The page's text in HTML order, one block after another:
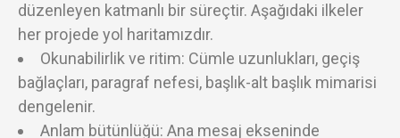
düzenleyen katmanlı bir süreçtir. Aşağıdaki ilkeler
her projede yol haritamızdır.
Okunabilirlik ve ritim: Cümle uzunlukları, geçiş
bağlaçları, paragraf nefesi, başlık-alt başlık mimarisi
dengelenir.
Anlam bütünlüğü: Ana mesaj ekseninde